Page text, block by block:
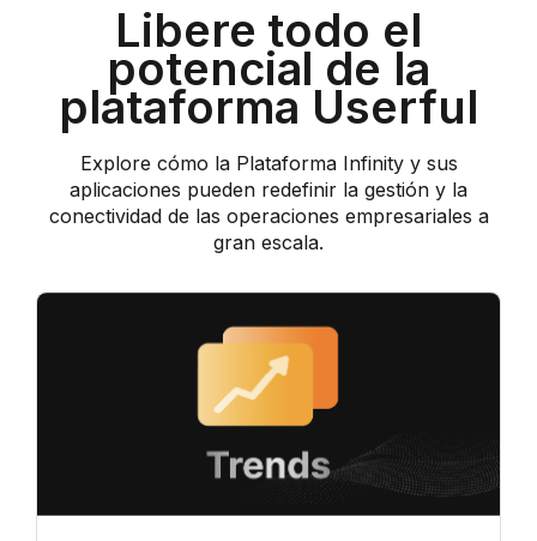
Libere todo el
potencial de la
plataforma Userful
Explore cómo la Plataforma Infinity y sus
aplicaciones pueden redefinir la gestión y la
conectividad de las operaciones empresariales a
gran escala.